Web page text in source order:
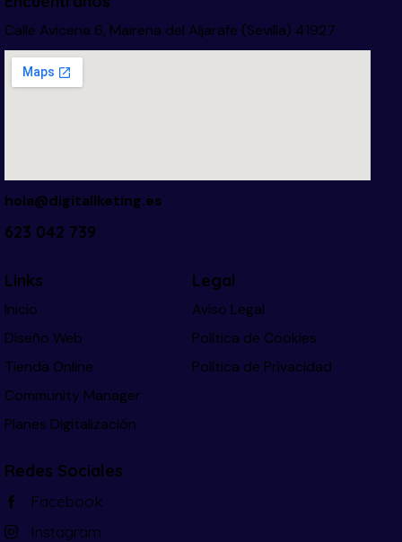
Calle Avicena 6, Mairena del Aljarafe (Sevilla) 41927
hola@digitallketing.es
623 042 739
Links
Inicio
Diseño Web
Tienda Online
Community Manager
Planes Digitalización
Legal
Aviso Legal
Política de Cookies
Política de Privacidad
Redes Sociales
Facebook
Instagram